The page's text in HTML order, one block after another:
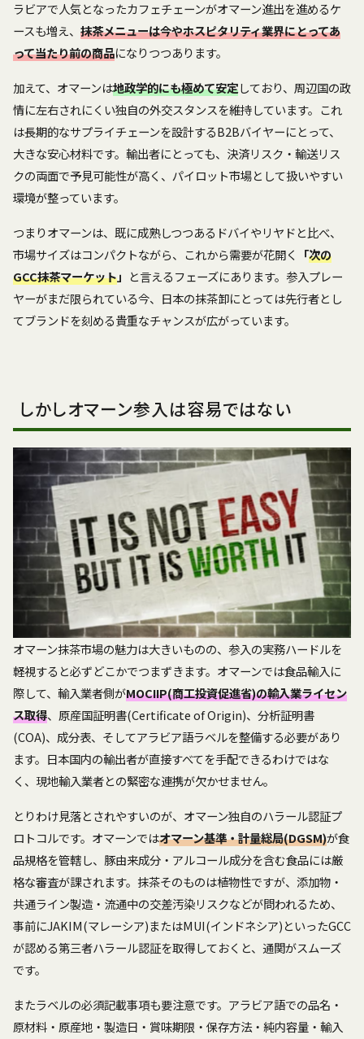
ラビアで人気となったカフェチェーンがオマーン進出を進めるケ
ースも増え、 抹茶メニューは今やホスピタリティ業界にとってあ
って当たり前の商品になりつつあります。
加えて、オマーンは地政学的にも極めて安定しており、周辺国の政
情に左右されにくい独自の外交スタンスを維持しています。これ
は長期的なサプライチェーンを設計するB2Bバイヤーにとって、
大きな安心材料です。輸出者にとっても、決済リスク・輸送リス
クの両面で予見可能性が高く、パイロット市場として扱いやすい
環境が整っています。
つまりオマーンは、既に成熟しつつあるドバイやリヤドと比べ、
市場サイズはコンパクトながら、これから需要が花開く
「次の
GCC抹茶マーケット」 と言えるフェーズにあります。参入プレー
ヤーがまだ限られている今、日本の抹茶卸にとっては先行者とし
てブランドを刻める貴重なチャンスが広がっています。
しかしオマーン参入は容易ではない
オマーン抹茶市場の魅力は大きいものの、参入の実務ハードルを
軽視すると必ずどこかでつまずきます。オマーンでは食品輸入に
際して、輸入業者側がMOCIIP(商工投資促進省)の輸入業ライセン
ス取得、原産国証明書(Certificate of Origin)、分析証明書
(COA)、成分表、そしてアラビア語ラベルを整備する必要があり
ます。日本国内の輸出者が直接すべてを手配できるわけではな
く、現地輸入業者との緊密な連携が欠かせません。
とりわけ見落とされやすいのが、オマーン独自のハラール認証プ
ロトコルです。オマーンではオマーン基準・計量総局(DGSM)が食
品規格を管轄し、豚由来成分・アルコール成分を含む食品には厳
格な審査が課されます。抹茶そのものは植物性ですが、添加物・
共通ライン製造・流通中の交差汚染リスクなどが問われるため、
事前にJAKIM(マレーシア)またはMUI(インドネシア)といったGCC
が認める第三者ハラール認証を取得しておくと、通関がスムーズ
です。
またラベルの必須記載事項も要注意です。アラビア語での品名・
原材料・原産地・製造日・賞味期限・保存方法・純内容量・輸入